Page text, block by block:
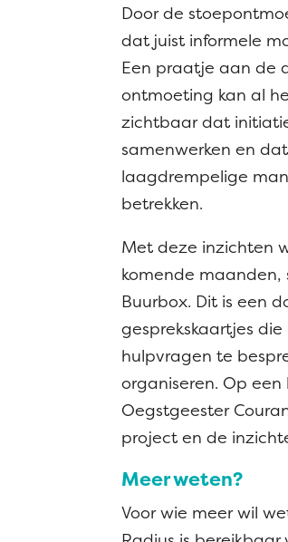
Door de
dat juist informele
Een praatje aan de
ontmoeting kan al
zichtbaar dat
samenwerken en
laagdrempelige
betrekken.
Met deze inzichten
komende
Buurbox. Dit is een
gesprekskaartjes
hulpvragen te
organiseren. Op
Oegstgeester
project en de
Meer weten?
Voor wie meer wil